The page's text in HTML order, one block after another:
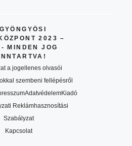
2023 –
MINDEN JOG
a jogellenes olvasói
szembeni fellépésről
AdatvédelemKiadó
Reklámhasznosítási
Szabályzat
Kapcsolat